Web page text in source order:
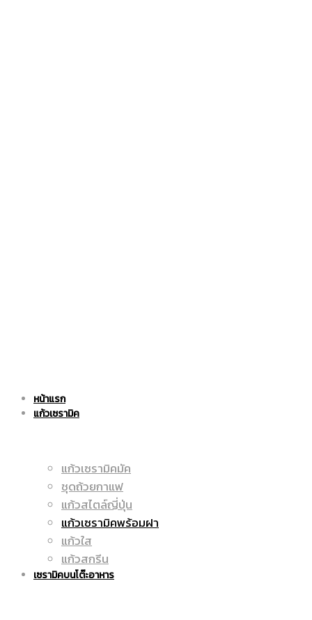
ราคา
|
เซรามิค
ราคา
หน้าแรก
แก้วเซรามิค
แก้วเซรามิคมัค
ชุดถ้วยกาแฟ
แก้วสไตล์ญี่ปุ่น
แก้วเซรามิคพร้อมฝา
แก้วใส
แก้วสกรีน
เซรามิคบนโต๊ะอาหาร